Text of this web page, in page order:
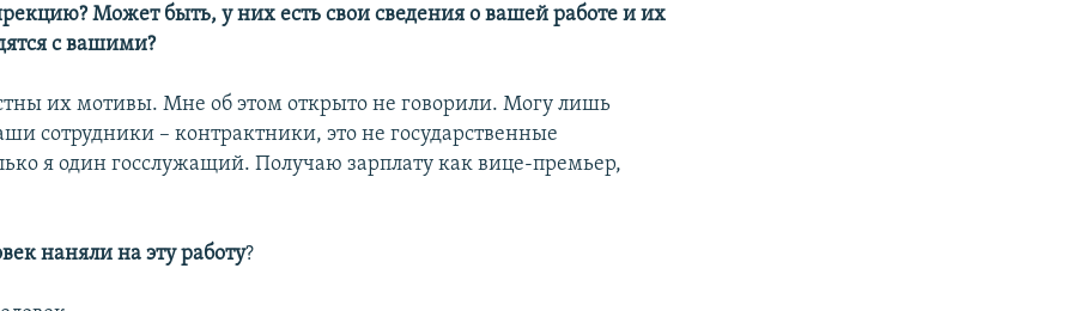
Может быть, у них есть свои сведения о вашей работе и их
с вашими?
их мотивы. Мне об этом открыто не говорили. Могу лишь
сотрудники – контрактники, это не государственные
я один госслужащий. Получаю зарплату как вице-премьер,
наняли на эту работу?